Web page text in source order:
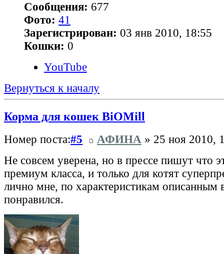
Сообщения: 677
Фото: 41
Зарегистрирован: 03 янв 2010, 18:55
Кошки: 0
YouTube
Вернуться к началу
Корма для кошек BiOMill
Номер поста:#5 АФИНА » 25 ноя 2010,
Не совсем уверена, но в прессе пишут что
премиум класса, и только для котят
лично мне, по характеристикам
понравился.